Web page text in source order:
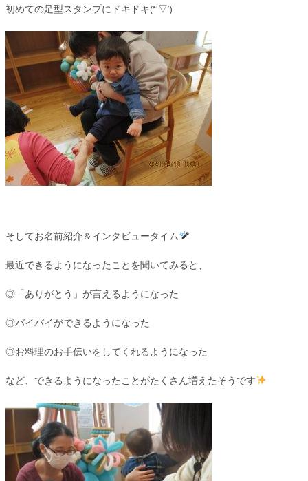
初めての足型スタンプにドキドキ(*’▽’)
そしてお名前紹介＆インタビュータイム
最近できるようになったことを聞いてみると、
◎「ありがとう」が言えるようになった
◎バイバイができるようになった
◎お料理のお手伝いをしてくれるようになった
など、できるようになったことがたくさん増えたそうです